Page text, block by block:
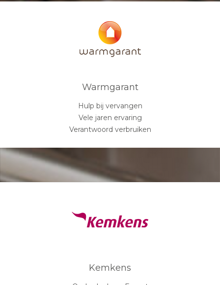
Warmgarant
Hulp bij vervangen
Vele jaren ervaring
Verantwoord verbruiken
Kemkens